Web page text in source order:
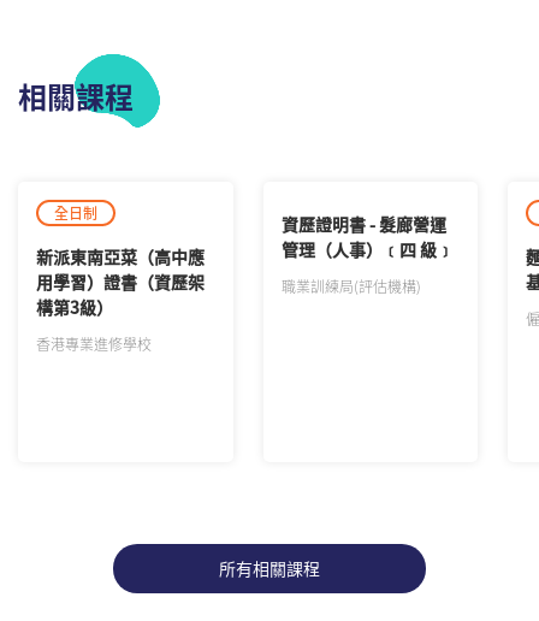
相關課程
全日制
新派東南亞菜（高中應
用學習）證書（資歷架
構第3級）
香港專業進修學校
資歷證明書 - 髮廊營運
管理（人事）﹝四 級﹞
職業訓練局(評估機構)
所有相關課程